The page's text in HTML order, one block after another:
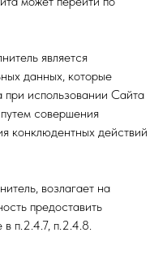
является
данных, которые
при использовании Сайта
совершения
конклюдентных действий
возлагает на
предоставить
в п.2.4.7, п.2.4.8.